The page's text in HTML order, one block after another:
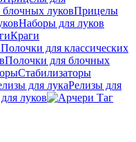
Прицелы
Наборы для луков
Краги
Полочки для классических
Полочки для блочных
Стабилизаторы
Релизы для
луков